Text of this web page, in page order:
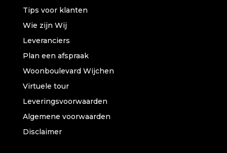
Tips voor klanten
Wie zijn Wij
Leveranciers
Plan een afspraak
Woonboulevard Wijchen
Virtuele tour
Leveringsvoorwaarden
Algemene voorwaarden
Disclaimer